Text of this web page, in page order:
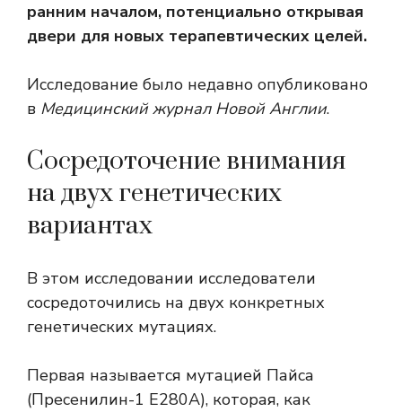
ранним началом, потенциально открывая
двери для новых терапевтических целей.
Исследование было недавно опубликовано
в Медицинский журнал Новой Англии.
Сосредоточение внимания
на двух генетических
вариантах
В этом исследовании исследователи
сосредоточились на двух конкретных
генетических мутациях.
Первая называется мутацией Пайса
(Пресенилин-1 E280A), которая, как